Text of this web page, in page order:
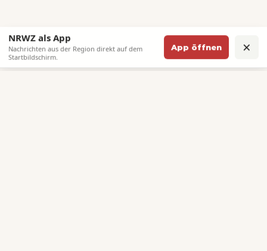
NRWZ als App
Nachrichten aus der Region direkt auf dem
Startbildschirm.
App öffnen ×